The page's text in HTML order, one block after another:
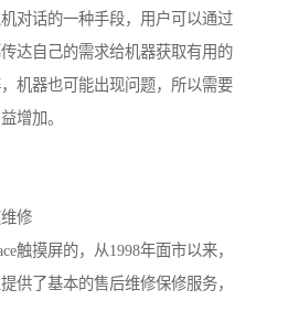
对话的一种手段，用户可以通过
达自己的需求给机器获取有用的
机器也可能出现问题，所以需要
增加。
修
触摸屏的，从1998年面市以来，
供了基本的售后维修保修服务，